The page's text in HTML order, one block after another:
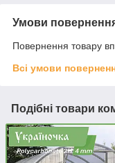
Умови
Повернення товару
Всі умови
Подібні товари